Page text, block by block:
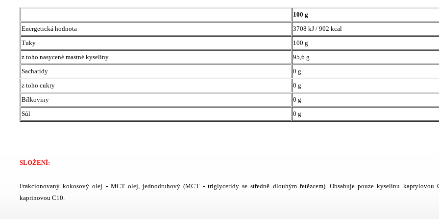
100 g
Energetická hodnota
3708 kJ / 902 kcal
Tuky
100 g
z toho nasycené mastné kyseliny
95,6 g
Sacharidy
0 g
z toho cukry
0 g
Bílkoviny
0 g
Sůl
0 g
SLOŽENÍ:
Frakcionovaný kokosový olej - MCT olej, jednodruhový (MCT - triglyceridy se středně dlouhým řetězcem). Obsahuje pouze kyselinu kaprylovou
kaprinovou C10.